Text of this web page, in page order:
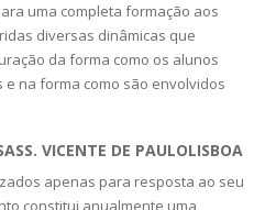
uma completa formação aos
diversas dinâmicas que
da forma como os alunos
na forma como são envolvidos
VICENTE DE PAULOLISBOA
apenas para resposta ao seu
constitui anualmente uma